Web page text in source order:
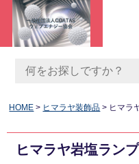
HOME ヒマラヤ装飾品 ヒマラ
ヒマラヤ岩塩ランプ